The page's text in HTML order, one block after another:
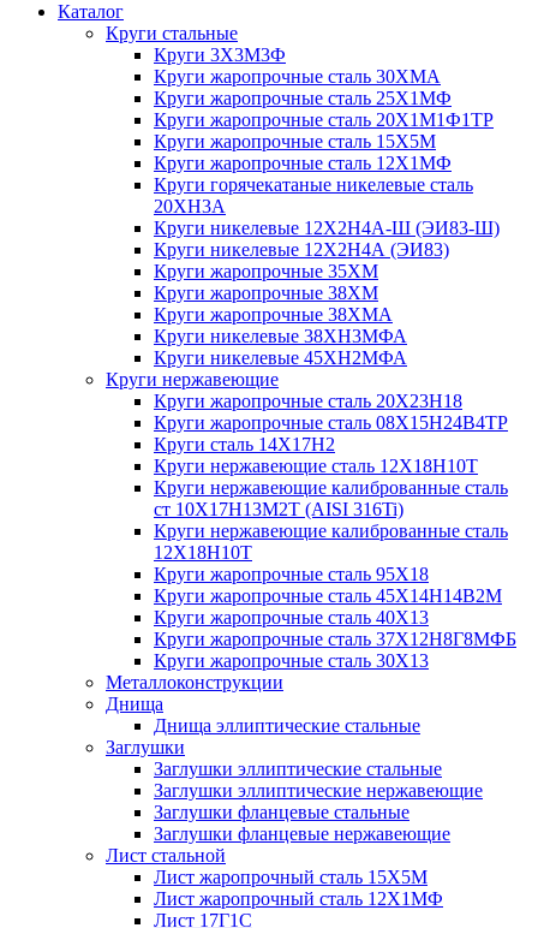
Каталог
Круги стальные
Круги 3Х3М3Ф
Круги жаропрочные сталь 30ХМА
Круги жаропрочные сталь 25Х1МФ
Круги жаропрочные сталь 20Х1М1Ф1ТР
Круги жаропрочные сталь 15Х5М
Круги жаропрочные сталь 12Х1МФ
Круги горячекатаные никелевые сталь
20ХН3А
Круги никелевые 12Х2Н4А-Ш (ЭИ83-Ш)
Круги никелевые 12Х2Н4А (ЭИ83)
Круги жаропрочные 35ХМ
Круги жаропрочные 38ХМ
Круги жаропрочные 38ХМА
Круги никелевые 38XH3MФА
Круги никелевые 45ХН2МФА
Круги нержавеющие
Круги жаропрочные сталь 20Х23Н18
Круги жаропрочные сталь 08Х15Н24В4ТР
Круги сталь 14Х17Н2
Круги нержавеющие сталь 12Х18Н10Т
Круги нержавеющие калиброванные сталь
ст 10Х17Н13М2Т (AISI 316Ti)
Круги нержавеющие калиброванные сталь
12Х18Н10Т
Круги жаропрочные сталь 95Х18
Круги жаропрочные сталь 45Х14Н14В2М
Круги жаропрочные сталь 40Х13
Круги жаропрочные сталь 37Х12Н8Г8МФБ
Круги жаропрочные сталь 30Х13
Металлоконструкции
Днища
Днища эллиптические стальные
Заглушки
Заглушки эллиптические стальные
Заглушки эллиптические нержавеющие
Заглушки фланцевые стальные
Заглушки фланцевые нержавеющие
Лист стальной
Лист жаропрочный сталь 15Х5М
Лист жаропрочный сталь 12Х1МФ
Лист 17Г1С